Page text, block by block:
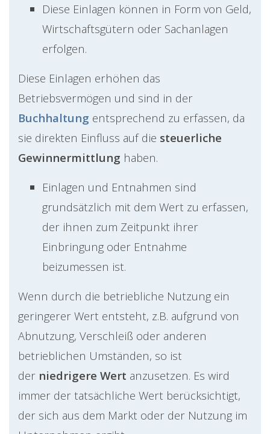
Diese Einlagen können in Form von Geld,
Wirtschaftsgütern oder Sachanlagen
erfolgen.
Diese Einlagen erhöhen das
Betriebsvermögen und sind in der
Buchhaltung entsprechend zu erfassen, da
sie direkten Einfluss auf die steuerliche
Gewinnermittlung haben.
Einlagen und Entnahmen sind
grundsätzlich mit dem Wert zu erfassen,
der ihnen zum Zeitpunkt ihrer
Einbringung oder Entnahme
beizumessen ist.
Wenn durch die betriebliche Nutzung ein
geringerer Wert entsteht, z.B. aufgrund von
Abnutzung, Verschleiß oder anderen
betrieblichen Umständen, so ist
der niedrigere Wert anzusetzen. Es wird
immer der tatsächliche Wert berücksichtigt,
der sich aus dem Markt oder der Nutzung im